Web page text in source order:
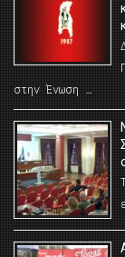
στην Ένωση …